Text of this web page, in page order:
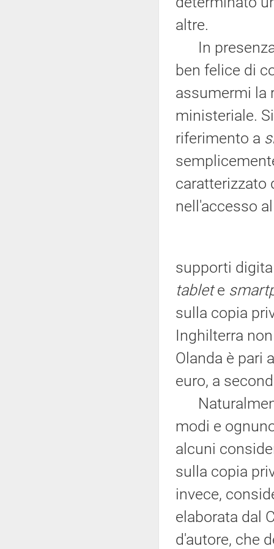
altre.
In presenza
ben felice di
assumermi la
ministeriale.
riferimento a
caratterizzato
nell'accesso
supporti
tablete
sulla copia
Inghilterra
Olanda è pari
euro, a
modi e
alcuni
sulla copia
invece,
elaborata dal
d'autore, che